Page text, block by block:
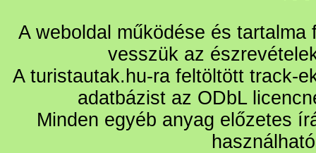
A weboldal működése és
vesszük az
A turistautak.hu-ra feltöltött track-
adatbázist az ODbL
Minden egyéb anyag előzetes